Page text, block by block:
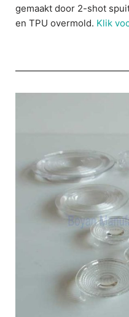
gemaakt door 2-shot
en TPU overmold. Klik